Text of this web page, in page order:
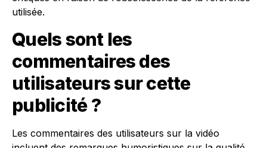
utilisée.
Quels sont les
commentaires des
utilisateurs sur cette
publicité ?
Les commentaires des utilisateurs sur la vidéo